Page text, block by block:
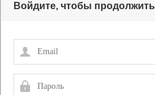
Войдите, чтобы продолжить
Email
Пароль